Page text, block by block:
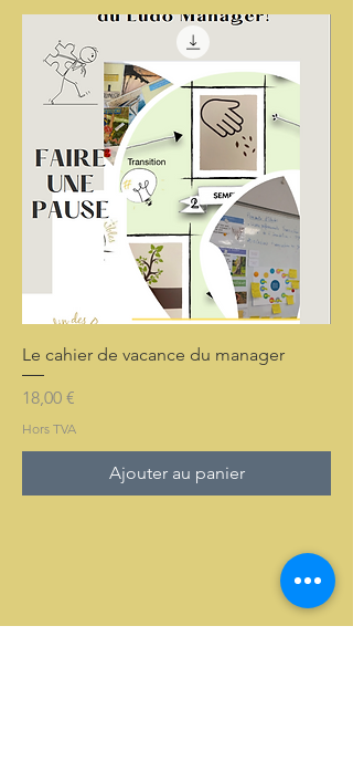
Le cahier de vacance du manager
Prix
18,00 €
Hors TVA
Ajouter au panier